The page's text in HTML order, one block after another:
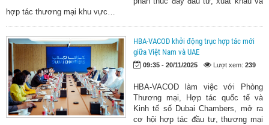
hợp tác thương mại khu vực…
HBA-VACOD khởi động trục hợp tác mới
giữa Việt Nam và UAE
09:35 - 20/11/2025 Lượt xem: 239
HBA-VACOD làm việc với Phòng
Thương mại, Hợp tác quốc tế và
Kinh tế số Dubai Chambers, mở ra
cơ hội hợp tác đầu tư, thương mại